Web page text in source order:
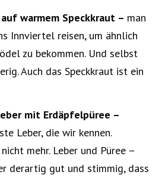
warmem Speckkraut – man
Innviertel reisen, um ähnlich
zu bekommen. Und selbst
Auch das Speckkraut ist ein
mit Erdäpfelpüree –
Leber, die wir kennen.
mehr. Leber und Püree –
derartig gut und stimmig, dass